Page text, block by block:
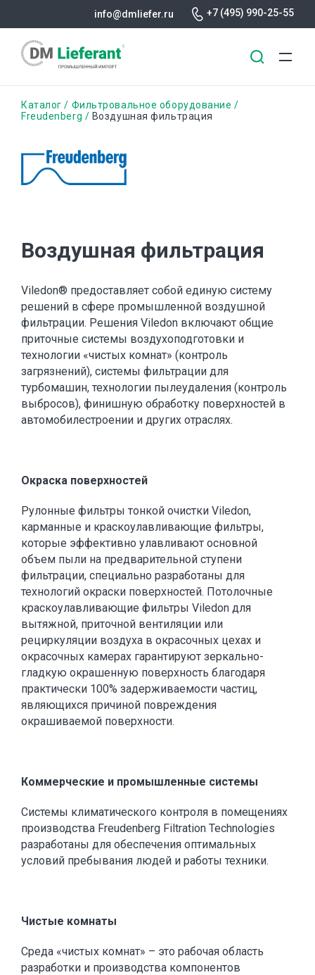
содержанию
info@dmliefer.ru +7 (495) 990-25-55
Строка
Каталог
Фильтровальное оборудование
Freudenberg
Воздушная фильтрация
Воздушная фильтрация
Viledon® предоставляет собой единую систему
решений в сфере промышленной воздушной
фильтрации. Решения Viledon включают общие
приточные системы воздухоподготовки и
технологии «чистых комнат» (контроль
загрязнений), системы фильтрации для
турбомашин, технологии пылеудаления (контроль
выбросов), финишную обработку поверхностей в
автомобилестроении и других отраслях.
Окраска поверхностей
Рулонные фильтры тонкой очистки Viledon,
карманные и краскоулавливающие фильтры,
которые эффективно улавливают основной
объем пыли на предварительной ступени
фильтрации, специально разработаны для
технологий окраски поверхностей. Потолочные
краскоулавливающие фильтры Viledon для
вытяжной, приточной вентиляции или
рециркуляции воздуха в окрасочных цехах и
окрасочных камерах гарантируют зеркально-
гладкую окрашенную поверхность благодаря
практически 100% задерживаемости частиц,
являющихся причиной повреждения
окрашиваемой поверхности.
Коммерческие и промышленные системы
Системы климатического контроля в помещениях
производства Freudenberg Filtration Technologies
разработаны для обеспечения оптимальных
условий пребывания людей и работы техники.
Чистые комнаты
Среда «чистых комнат» – это рабочая область
разработки и производства компонентов